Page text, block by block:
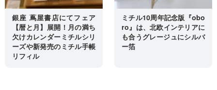
銀座 蔦屋書店にてフェア
【暦と月】展開！月の満ち
欠けカレンダーミチルシリ
ーズや新発売のミチル手帳
リフィル
ミチル10周年記念版『obo
ro』は、北欧インテリアに
も合うグレージュにシルバ
ー箔